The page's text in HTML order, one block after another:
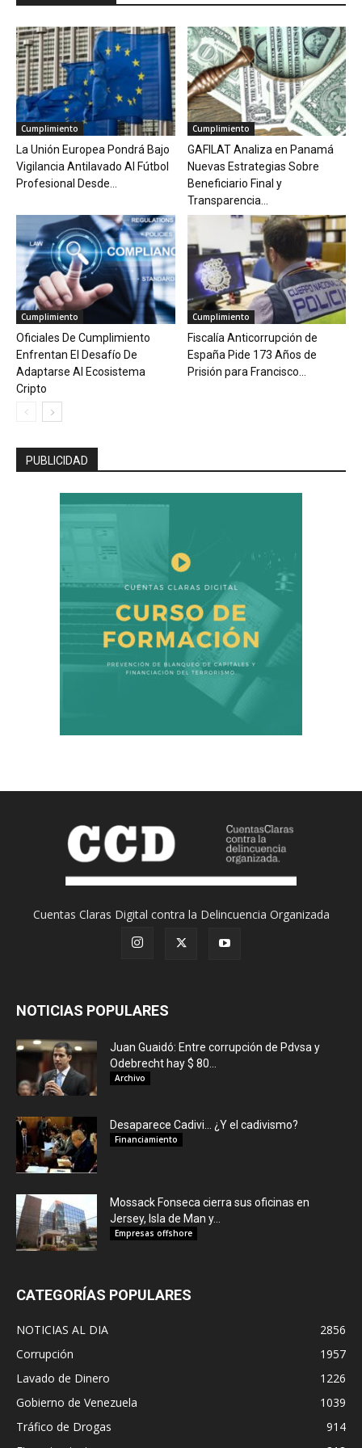
Cumplimiento
La Unión Europea Pondrá Bajo
Vigilancia Antilavado Al Fútbol
Profesional Desde...
Cumplimiento
GAFILAT Analiza en Panamá
Nuevas Estrategias Sobre
Beneficiario Final y
Transparencia...
Cumplimiento
Oficiales De Cumplimiento
Enfrentan El Desafío De
Adaptarse Al Ecosistema
Cripto
Cumplimiento
Fiscalía Anticorrupción de
España Pide 173 Años de
Prisión para Francisco...
PUBLICIDAD
Cuentas Claras Digital contra la Delincuencia Organizada
NOTICIAS POPULARES
Juan Guaidó: Entre corrupción de Pdvsa y
Odebrecht hay $ 80...
Archivo
Desaparece Cadivi… ¿Y el cadivismo?
Financiamiento
Mossack Fonseca cierra sus oficinas en
Jersey, Isla de Man y...
Empresas offshore
CATEGORÍAS POPULARES
NOTICIAS AL DIA
2856
Corrupción
1957
Lavado de Dinero
1226
Gobierno de Venezuela
1039
Tráfico de Drogas
914